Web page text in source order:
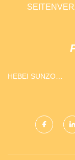
HEBEI SUNZO